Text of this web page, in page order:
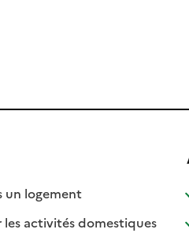
un logement: disponible
: non disponible
activités domestiques
:
: non